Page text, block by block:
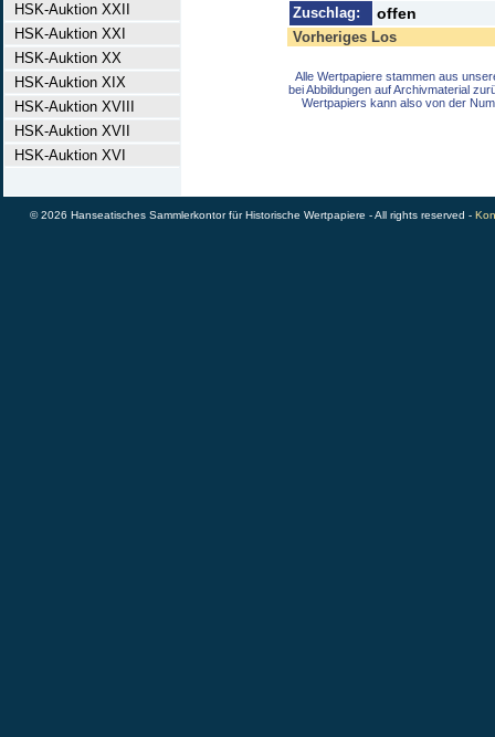
HSK-Auktion XXII
HSK-Auktion XXI
HSK-Auktion XX
HSK-Auktion XIX
HSK-Auktion XVIII
HSK-Auktion XVII
HSK-Auktion XVI
Zuschlag: offen
Vorheriges Los
Alle Wertpapiere stammen aus
bei Abbildungen auf Archivmaterial
Wertpapiers kann also von der
© 2026 Hanseatisches Sammlerkontor für Historische Wertpapiere - All rights reserved -